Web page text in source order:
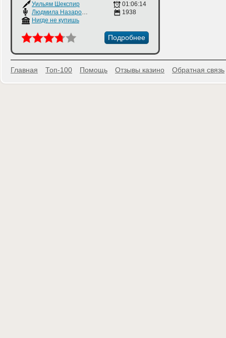
Уильям Шекспир
Людмила Назарова
Александр Остужев
Нигде не купишь
01:06:14
1938
Подробнее
Главная Топ-100 Помощь Отзывы казино Обратная связь